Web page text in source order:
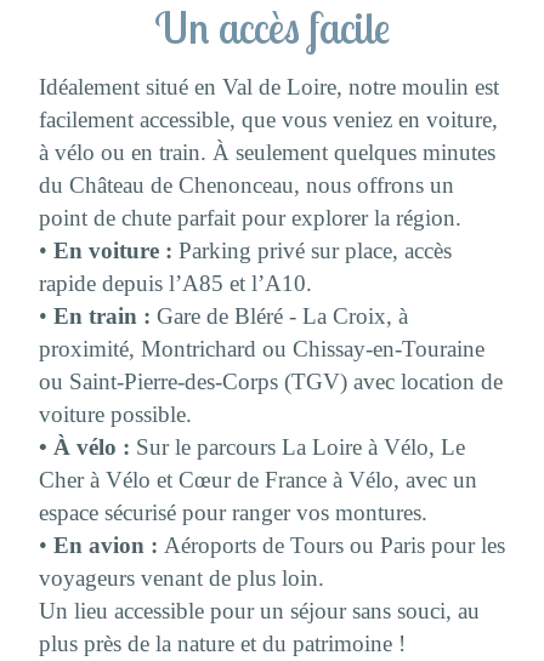
Un accès facile
Idéalement situé en Val de Loire, notre moulin est
facilement accessible, que vous veniez en voiture,
à vélo ou en train. À seulement quelques minutes
du Château de Chenonceau, nous offrons un
point de chute parfait pour explorer la région.
• En voiture : Parking privé sur place, accès
rapide depuis l’A85 et l’A10.
• En train : Gare de Bléré - La Croix, à
proximité, Montrichard ou Chissay-en-Touraine
ou Saint-Pierre-des-Corps (TGV) avec location de
voiture possible.
• À vélo : Sur le parcours La Loire à Vélo, Le
Cher à Vélo et Cœur de France à Vélo, avec un
espace sécurisé pour ranger vos montures.
• En avion : Aéroports de Tours ou Paris pour les
voyageurs venant de plus loin.
Un lieu accessible pour un séjour sans souci, au
plus près de la nature et du patrimoine !